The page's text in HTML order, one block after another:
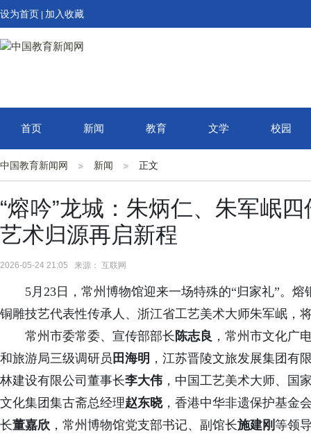
设为首页 加入收藏
首页 新闻 教育 文学 校园
中国教育新闻网 新闻 正文
“熔吟”龙城：朱炳仁、朱军岷
艺术归源再启新程
2026-05-24 21:05 来源： 互联网
5月23日，常州博物馆迎来一场特殊的“归家礼”。
铜雕技艺代表性传承人、浙江省工艺美术大师朱军岷，
常州市委常委、宣传部部长 陈志良 ，常州市文化广
和旅游局三级调研员 田海明 ，江苏晋陵文旅发展集团有
林建设有限公司董事长李大伟 ，中国工艺美术大师、国
文化集团集古斋总经理赵东晓，香港中华非遗保护基金
长董嘉欣 ，常州博物馆党支部书记、副馆长施建刚等领